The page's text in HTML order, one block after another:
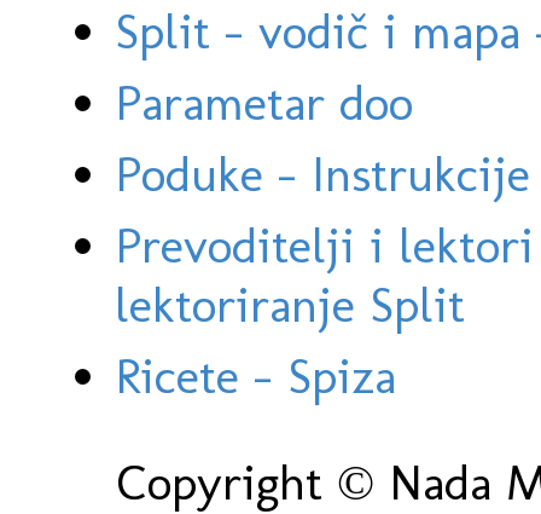
Split - vodič i
Parametar doo
Poduke -
Prevoditelji i
lektoriranje Split
Ricete - Spiza
Copyright © Nada